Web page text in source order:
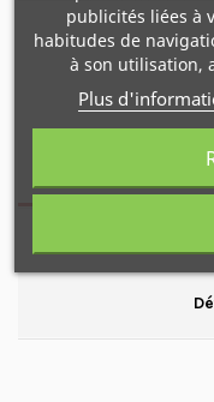
publicités liées à
habitudes de
à son utilisation,
Plus